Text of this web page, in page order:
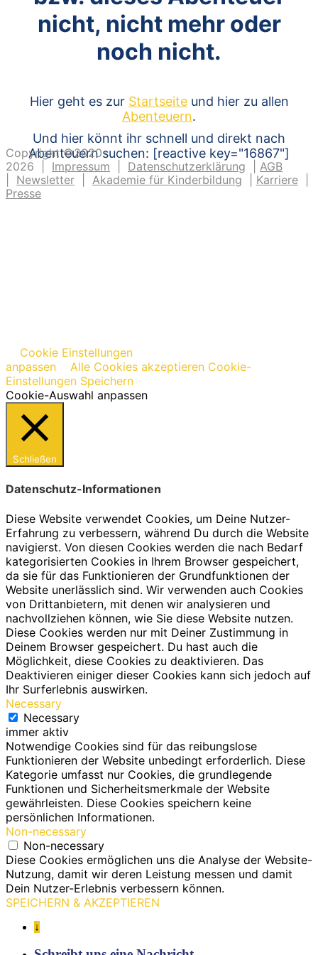
nicht, nicht mehr oder
noch nicht.
Hier geht es zur Startseiteund hier zu allen
Abenteuern.
Und hier könnt ihr schnell und direkt nach
Abenteuern suchen: [reactive key="16867"]
Copyright ©2020-
2026 | Impressum Datenschutzerklärung
AGB
Newsletter Akademie für Kinderbildung Karriere
Presse
Cookie Einstellungen
anpassen
Alle Cookies akzeptieren Cookie-
Einstellungen Speichern
Cookie-Auswahl anpassen
Schließen
Datenschutz-Informationen
Diese Website verwendet Cookies, um Deine Nutzer-
Erfahrung zu verbessern, während Du durch die Website
navigierst. Von diesen Cookies werden die nach Bedarf
kategorisierten Cookies in Ihrem Browser gespeichert,
da sie für das Funktionieren der Grundfunktionen der
Website unerlässlich sind. Wir verwenden auch Cookies
von Drittanbietern, mit denen wir analysieren und
nachvollziehen können, wie Sie diese Website nutzen.
Diese Cookies werden nur mit Deiner Zustimmung in
Deinem Browser gespeichert. Du hast auch die
Möglichkeit, diese Cookies zu deaktivieren. Das
Deaktivieren einiger dieser Cookies kann sich jedoch auf
Ihr Surferlebnis auswirken.
Necessary
Necessary
immer aktiv
Notwendige Cookies sind für das reibungslose
Funktionieren der Website unbedingt erforderlich. Diese
Kategorie umfasst nur Cookies, die grundlegende
Funktionen und Sicherheitsmerkmale der Website
gewährleisten. Diese Cookies speichern keine
persönlichen Informationen.
Non-necessary
Non-necessary
Diese Cookies ermöglichen uns die Analyse der Website-
Nutzung, damit wir deren Leistung messen und damit
Dein Nutzer-Erlebnis verbessern können.
SPEICHERN & AKZEPTIEREN
↓